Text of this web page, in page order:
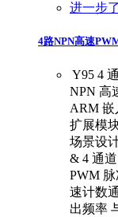
进一步
4路NPN高速
​Y95 4
NPN 高
ARM 嵌
扩展模
场景设
& 4 通
PWM
速计数
出频率